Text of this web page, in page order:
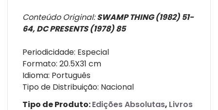
Conteúdo Original:SWAMP THING (1982) 51-
64, DC PRESENTS (1978) 85
Periodicidade: Especial
Formato: 20.5X31 cm
Idioma: Português
Tipo de Distribuição: Nacional
Tipo de Produto:Edições Absolutas, Livros